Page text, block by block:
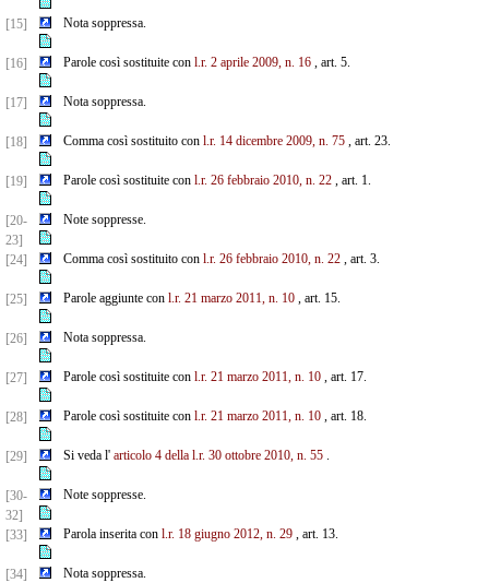
[15] Nota soppressa.
[16] Parole così sostituite con l.r. 2 aprile 2009, n. 16, art. 5.
[17] Nota soppressa.
[18] Comma così sostituito con l.r. 14 dicembre 2009, n. 75, art. 23.
[19] Parole così sostituite con l.r. 26 febbraio 2010, n. 22, art. 1.
[20-
23]
Note soppresse.
[24] Comma così sostituito con l.r. 26 febbraio 2010, n. 22, art. 3.
[25] Parole aggiunte con l.r. 21 marzo 2011, n. 10, art. 15.
[26] Nota soppressa.
[27] Parole così sostituite con l.r. 21 marzo 2011, n. 10, art. 17.
[28] Parole così sostituite con l.r. 21 marzo 2011, n. 10, art. 18.
[29] Si veda l' articolo 4 della l.r. 30 ottobre 2010, n. 55.
[30-
32]
Note soppresse.
[33] Parola inserita con l.r. 18 giugno 2012, n. 29, art. 13.
[34] Nota soppressa.